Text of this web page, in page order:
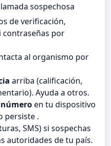
sospechosa
de verificación,
contraseñas por
al organismo por
arriba (calificación,
Ayuda a otros.
en tu dispositivo
persiste .
SMS) si sospechas
autoridades de tu país.